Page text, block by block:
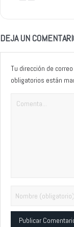
DEJA UN
Tu dirección de
obligatorios están